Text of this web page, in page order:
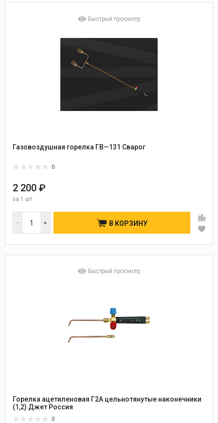
Быстрый просмотр
Газовоздушная горелка ГВ—131 Сварог
0
2 200 ₽
за 1 шт
В КОРЗИНУ
Быстрый просмотр
Горелка ацетиленовая Г2А цельнотянутые наконечники
(1,2) Джет Россия
0